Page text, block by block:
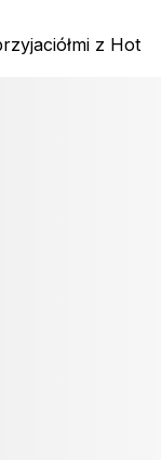
z Hot